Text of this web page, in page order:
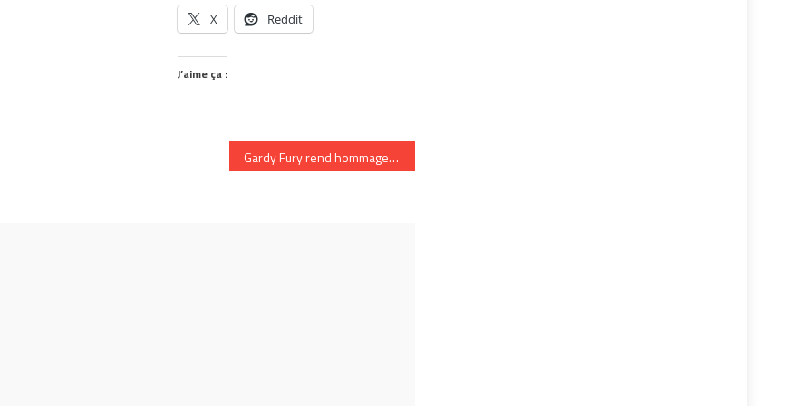
X Reddit
J’aime ça :
Gardy Fury rend hommage à Michael Jackson